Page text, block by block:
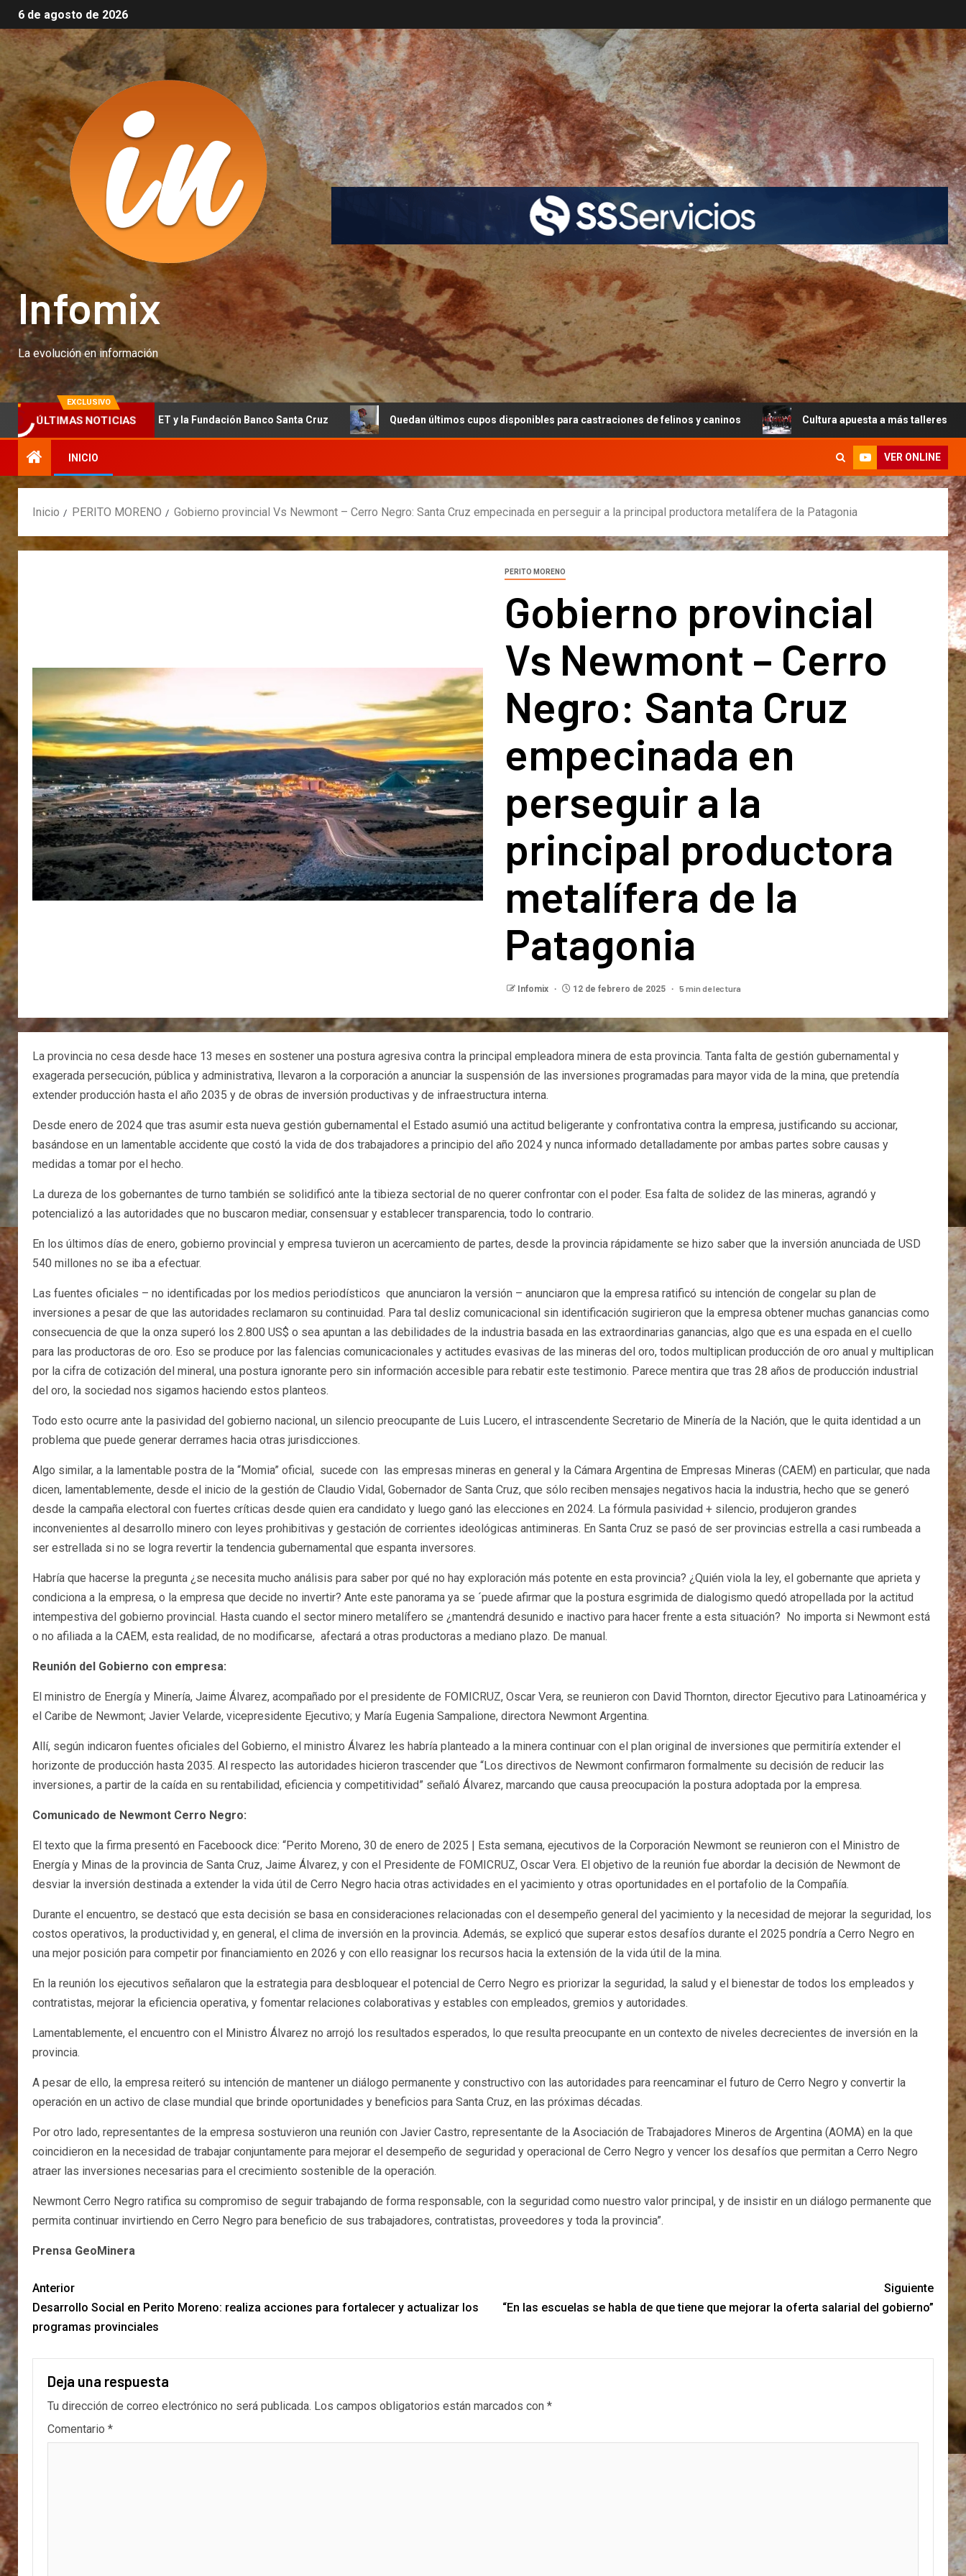
6 de agosto de 2026
Infomix
La evolución en información
EXCLUSIVO
ÚLTIMAS NOTICIAS
junto al INET y la Fundación Banco Santa Cruz Quedan últimos cupos disponibles para castraciones de felinos y caninos Cultura apuesta a más talleres para la comunidad
INICIO VER ONLINE
Inicio PERITO MORENO Gobierno provincial Vs Newmont – Cerro Negro: Santa Cruz empecinada en perseguir a la principal productora metalífera de la Patagonia
PERITO MORENO
Gobierno provincial
Vs Newmont – Cerro
Negro: Santa Cruz
empecinada en
perseguir a la
principal productora
metalífera de la
Patagonia
Infomix 12 de febrero de 2025 5 min de lectura
La provincia no cesa desde hace 13 meses en sostener una postura agresiva contra la principal empleadora minera de esta provincia. Tanta falta de gestión gubernamental y
exagerada persecución, pública y administrativa, llevaron a la corporación a anunciar la suspensión de las inversiones programadas para mayor vida de la mina, que pretendía
extender producción hasta el año 2035 y de obras de inversión productivas y de infraestructura interna.
Desde enero de 2024 que tras asumir esta nueva gestión gubernamental el Estado asumió una actitud beligerante y confrontativa contra la empresa, justificando su accionar,
basándose en un lamentable accidente que costó la vida de dos trabajadores a principio del año 2024 y nunca informado detalladamente por ambas partes sobre causas y
medidas a tomar por el hecho.
La dureza de los gobernantes de turno también se solidificó ante la tibieza sectorial de no querer confrontar con el poder. Esa falta de solidez de las mineras, agrandó y
potencializó a las autoridades que no buscaron mediar, consensuar y establecer transparencia, todo lo contrario.
En los últimos días de enero, gobierno provincial y empresa tuvieron un acercamiento de partes, desde la provincia rápidamente se hizo saber que la inversión anunciada de USD
540 millones no se iba a efectuar.
Las fuentes oficiales – no identificadas por los medios periodísticos que anunciaron la versión – anunciaron que la empresa ratificó su intención de congelar su plan de
inversiones a pesar de que las autoridades reclamaron su continuidad. Para tal desliz comunicacional sin identificación sugirieron que la empresa obtener muchas ganancias como
consecuencia de que la onza superó los 2.800 US$ o sea apuntan a las debilidades de la industria basada en las extraordinarias ganancias, algo que es una espada en el cuello
para las productoras de oro. Eso se produce por las falencias comunicacionales y actitudes evasivas de las mineras del oro, todos multiplican producción de oro anual y multiplican
por la cifra de cotización del mineral, una postura ignorante pero sin información accesible para rebatir este testimonio. Parece mentira que tras 28 años de producción industrial
del oro, la sociedad nos sigamos haciendo estos planteos.
Todo esto ocurre ante la pasividad del gobierno nacional, un silencio preocupante de Luis Lucero, el intrascendente Secretario de Minería de la Nación, que le quita identidad a un
problema que puede generar derrames hacia otras jurisdicciones.
Algo similar, a la lamentable postra de la “Momia” oficial, sucede con las empresas mineras en general y la Cámara Argentina de Empresas Mineras (CAEM) en particular, que nada
dicen, lamentablemente, desde el inicio de la gestión de Claudio Vidal, Gobernador de Santa Cruz, que sólo reciben mensajes negativos hacia la industria, hecho que se generó
desde la campaña electoral con fuertes críticas desde quien era candidato y luego ganó las elecciones en 2024. La fórmula pasividad + silencio, produjeron grandes
inconvenientes al desarrollo minero con leyes prohibitivas y gestación de corrientes ideológicas antimineras. En Santa Cruz se pasó de ser provincias estrella a casi rumbeada a
ser estrellada si no se logra revertir la tendencia gubernamental que espanta inversores.
Habría que hacerse la pregunta ¿se necesita mucho análisis para saber por qué no hay exploración más potente en esta provincia? ¿Quién viola la ley, el gobernante que aprieta y
condiciona a la empresa, o la empresa que decide no invertir? Ante este panorama ya se ´puede afirmar que la postura esgrimida de dialogismo quedó atropellada por la actitud
intempestiva del gobierno provincial. Hasta cuando el sector minero metalífero se ¿mantendrá desunido e inactivo para hacer frente a esta situación? No importa si Newmont está
o no afiliada a la CAEM, esta realidad, de no modificarse, afectará a otras productoras a mediano plazo. De manual.
Reunión del Gobierno con empresa:
El ministro de Energía y Minería, Jaime Álvarez, acompañado por el presidente de FOMICRUZ, Oscar Vera, se reunieron con David Thornton, director Ejecutivo para Latinoamérica y
el Caribe de Newmont; Javier Velarde, vicepresidente Ejecutivo; y María Eugenia Sampalione, directora Newmont Argentina.
Allí, según indicaron fuentes oficiales del Gobierno, el ministro Álvarez les habría planteado a la minera continuar con el plan original de inversiones que permitiría extender el
horizonte de producción hasta 2035. Al respecto las autoridades hicieron trascender que “Los directivos de Newmont confirmaron formalmente su decisión de reducir las
inversiones, a partir de la caída en su rentabilidad, eficiencia y competitividad” señaló Álvarez, marcando que causa preocupación la postura adoptada por la empresa.
Comunicado de Newmont Cerro Negro:
El texto que la firma presentó en Faceboock dice: “Perito Moreno, 30 de enero de 2025 | Esta semana, ejecutivos de la Corporación Newmont se reunieron con el Ministro de
Energía y Minas de la provincia de Santa Cruz, Jaime Álvarez, y con el Presidente de FOMICRUZ, Oscar Vera. El objetivo de la reunión fue abordar la decisión de Newmont de
desviar la inversión destinada a extender la vida útil de Cerro Negro hacia otras actividades en el yacimiento y otras oportunidades en el portafolio de la Compañía.
Durante el encuentro, se destacó que esta decisión se basa en consideraciones relacionadas con el desempeño general del yacimiento y la necesidad de mejorar la seguridad, los
costos operativos, la productividad y, en general, el clima de inversión en la provincia. Además, se explicó que superar estos desafíos durante el 2025 pondría a Cerro Negro en
una mejor posición para competir por financiamiento en 2026 y con ello reasignar los recursos hacia la extensión de la vida útil de la mina.
En la reunión los ejecutivos señalaron que la estrategia para desbloquear el potencial de Cerro Negro es priorizar la seguridad, la salud y el bienestar de todos los empleados y
contratistas, mejorar la eficiencia operativa, y fomentar relaciones colaborativas y estables con empleados, gremios y autoridades.
Lamentablemente, el encuentro con el Ministro Álvarez no arrojó los resultados esperados, lo que resulta preocupante en un contexto de niveles decrecientes de inversión en la
provincia.
A pesar de ello, la empresa reiteró su intención de mantener un diálogo permanente y constructivo con las autoridades para reencaminar el futuro de Cerro Negro y convertir la
operación en un activo de clase mundial que brinde oportunidades y beneficios para Santa Cruz, en las próximas décadas.
Por otro lado, representantes de la empresa sostuvieron una reunión con Javier Castro, representante de la Asociación de Trabajadores Mineros de Argentina (AOMA) en la que
coincidieron en la necesidad de trabajar conjuntamente para mejorar el desempeño de seguridad y operacional de Cerro Negro y vencer los desafíos que permitan a Cerro Negro
atraer las inversiones necesarias para el crecimiento sostenible de la operación.
Newmont Cerro Negro ratifica su compromiso de seguir trabajando de forma responsable, con la seguridad como nuestro valor principal, y de insistir en un diálogo permanente que
permita continuar invirtiendo en Cerro Negro para beneficio de sus trabajadores, contratistas, proveedores y toda la provincia”.
Prensa GeoMinera
Anterior
Desarrollo Social en Perito Moreno: realiza acciones para fortalecer y actualizar los
programas provinciales
Siguiente
“En las escuelas se habla de que tiene que mejorar la oferta salarial del gobierno”
Deja una respuesta
Tu dirección de correo electrónico no será publicada. Los campos obligatorios están marcados con *
Comentario *